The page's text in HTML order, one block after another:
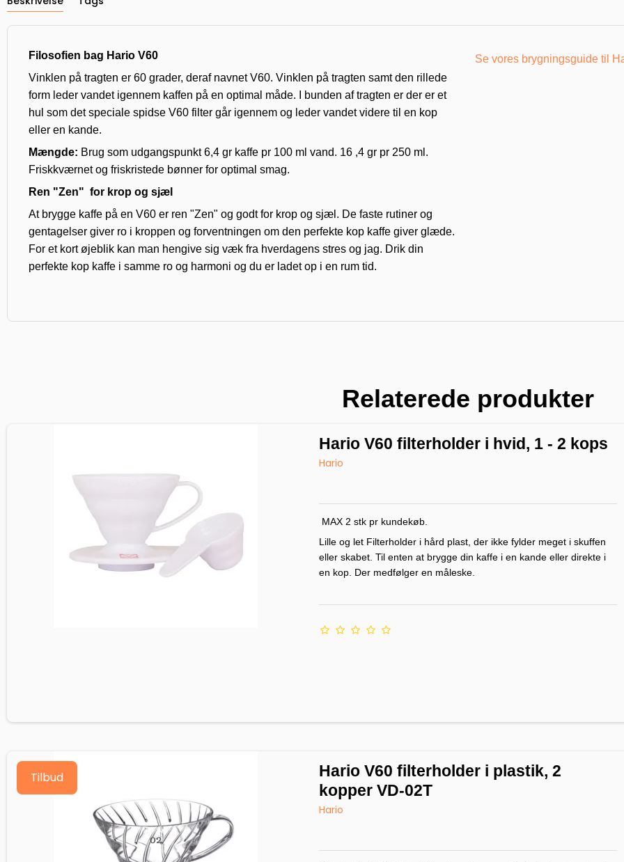
Filosofien bag Hario V60
Vinklen på tragten er 60 grader, deraf navnet V60. Vinklen på tragten samt den rillede
form leder vandet igennem kaffen på en optimal måde. I bunden af tragten er der er et
hul som det speciale spidse V60 filter går igennem og leder vandet videre til en kop
eller en kande.
Mængde: Brug som udgangspunkt 6,4 gr kaffe pr 100 ml vand. 16 ,4 gr pr 250 ml.
Friskkværnet og friskristede bønner for optimal smag.
Ren "Zen" for krop og sjæl
At brygge kaffe på en V60 er ren "Zen" og godt for krop og sjæl. De faste rutiner og
gentagelser giver ro i kroppen og forventningen om den perfekte kop kaffe giver glæde.
For et kort øjeblik kan man hengive sig væk fra hverdagens stres og jag. Drik din
perfekte kop kaffe i samme ro og harmoni og du er ladet op i en rum tid.
Se vores brygningsguide til
Relaterede produkter
Hario V60 filterholder i hvid, 1 - 2 kops
Hario
MAX 2 stk pr kundekøb.
Lille og let Filterholder i hård plast, der ikke fylder meget i skuffen
eller skabet. Til enten at brygge din kaffe i en kande eller direkte i
en kop. Der medfølger en måleske.
Tilbud
Hario V60 filterholder i plastik, 2
kopper VD-02T
Hario